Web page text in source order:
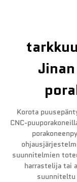
Video
Uutiset
Korota
CNC-
suunnitelmien
harrastelija tai
suunniteltu